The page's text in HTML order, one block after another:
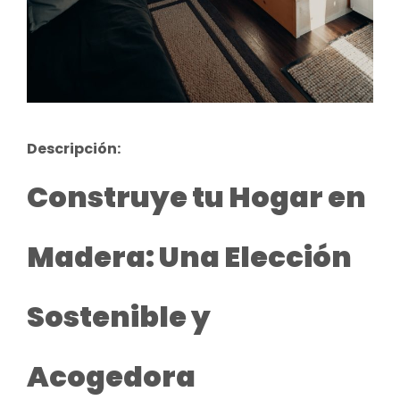
Descripción:
Construye tu Hogar en
Madera: Una Elección
Sostenible y
Acogedora